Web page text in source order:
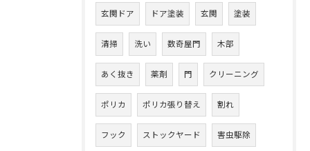
玄関ドア ドア塗装 玄関 塗装
清掃 洗い 数奇屋門 木部
あく抜き 薬剤 門 クリーニング
ポリカ ポリカ張り替え 割れ
フック ストックヤード 害虫駆除